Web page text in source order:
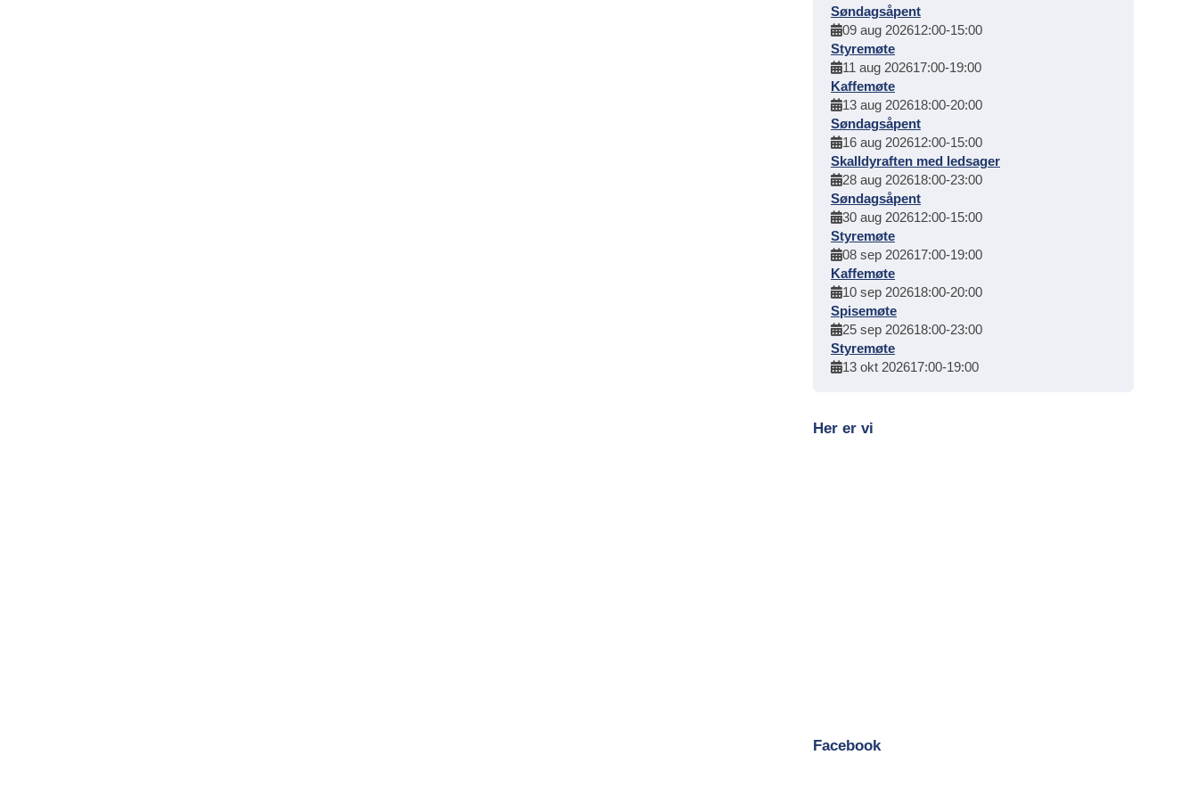
Søndagsåpent
09 aug 202612:00-15:00
Styremøte
11 aug 202617:00-19:00
Kaffemøte
13 aug 202618:00-20:00
Søndagsåpent
16 aug 202612:00-15:00
Skalldyraften med ledsager
28 aug 202618:00-23:00
Søndagsåpent
30 aug 202612:00-15:00
Styremøte
08 sep 202617:00-19:00
Kaffemøte
10 sep 202618:00-20:00
Spisemøte
25 sep 202618:00-23:00
Styremøte
13 okt 202617:00-19:00
Her er vi
Facebook